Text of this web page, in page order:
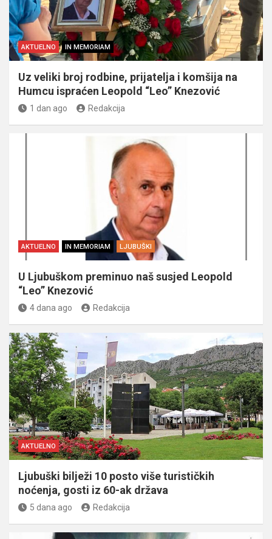
AKTUELNO IN MEMORIAM
Uz veliki broj rodbine, prijatelja i komšija na
Humcu ispraćen Leopold “Leo” Knezović
1 dan ago Redakcija
AKTUELNO IN MEMORIAM LJUBUŠKI
U Ljubuškom preminuo naš susjed Leopold
“Leo” Knezović
4 dana ago Redakcija
AKTUELNO
Ljubuški bilježi 10 posto više turističkih
noćenja, gosti iz 60-ak država
5 dana ago Redakcija